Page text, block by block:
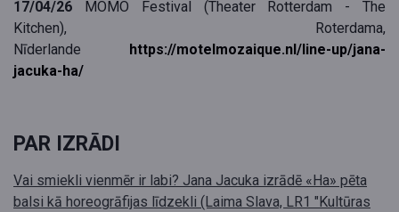
17/04/26
MOMO Festival (Theater Rotterdam - The
Kitchen), Roterdama,
Nīderlande
https://motelmozaique.nl/line-up/jana-
jacuka-ha/
PAR IZRĀDI
Vai smiekli vienmēr ir labi? Jana Jacuka izrādē «Ha» pēta
balsi kā horeogrāfijas līdzekli (Laima Slava, LR1 "Kultūras